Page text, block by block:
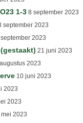
1-3 8 september 2023
september 2023
2023
21 juni 2023
2023
10 juni 2023
2023
2023
mei 2023